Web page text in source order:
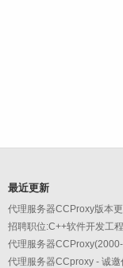
最近更新
代理服务器CCProxy版本
招聘职位:C++软件开发工
代理服务器
代理服务器CCproxy - 诚邀